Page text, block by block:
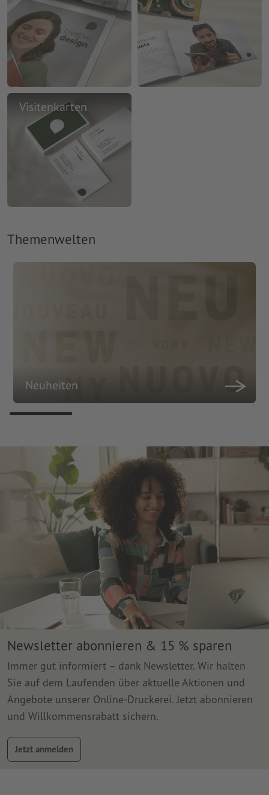
Visitenkarten
Themenwelten
Neuheiten
Newsletter abonnieren & 15 % sparen
Immer gut informiert – dank Newsletter. Wir halten
Sie auf dem Laufenden über aktuelle Aktionen und
Angebote unserer Online-Druckerei. Jetzt abonnieren
und Willkommensrabatt sichern.
Jetzt anmelden